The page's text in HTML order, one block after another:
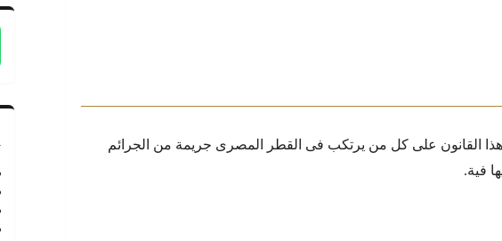
القانون على كل من يرتكب فى القطر المصرى جريمة من الجرائم
فية.